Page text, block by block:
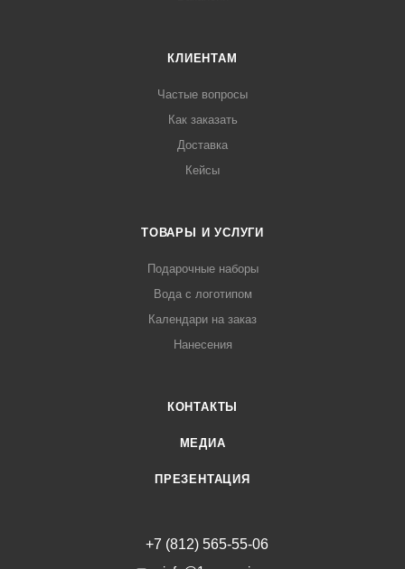
КЛИЕНТАМ
Частые вопросы
Как заказать
Доставка
Кейсы
ТОВАРЫ И УСЛУГИ
Подарочные наборы
Вода с логотипом
Календари на заказ
Нанесения
КОНТАКТЫ
МЕДИА
ПРЕЗЕНТАЦИЯ
+7 (812) 565-55-06